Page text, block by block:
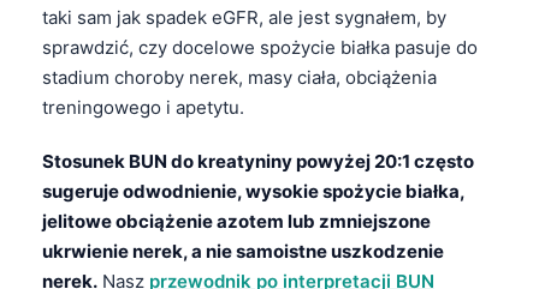
taki sam jak spadek eGFR, ale jest sygnałem, by
sprawdzić, czy docelowe spożycie białka pasuje do
stadium choroby nerek, masy ciała, obciążenia
treningowego i apetytu.
Stosunek BUN do kreatyniny powyżej 20:1 często
sugeruje odwodnienie, wysokie spożycie białka,
jelitowe obciążenie azotem lub zmniejszone
ukrwienie nerek, a nie samoistne uszkodzenie
nerek. Nasz przewodnik po interpretacji BUN